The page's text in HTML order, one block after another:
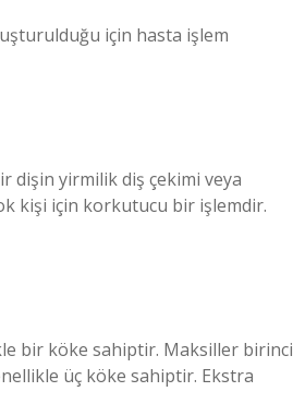
için hasta işlem
dişin yirmilik diş çekimi veya
kişi için korkutucu bir işlemdir.
bir köke sahiptir. Maksiller birinci
üç köke sahiptir. Ekstra